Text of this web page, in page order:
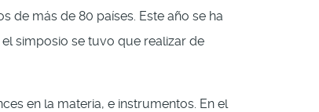
de más de 80 países. Este año se ha
simposio se tuvo que realizar de
en la materia, e instrumentos. En el